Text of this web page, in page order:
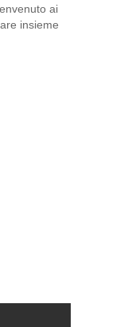
ai
insieme